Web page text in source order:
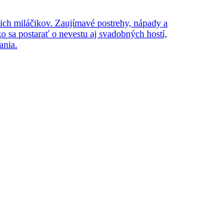
miláčikov. Zaujímavé postrehy, nápady a
sa postarať o nevestu aj svadobných hostí,